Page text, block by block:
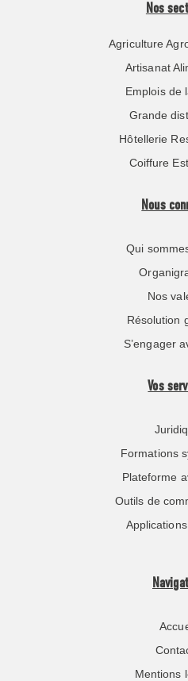
Nos
Agriculture
Artisanat
Emplois de
Grande
Hôtellerie
Coiffure
Nous
Qui
Nos
Résolution
S’engager
Vos
Formations
Plateforme
Outils de
Mentions